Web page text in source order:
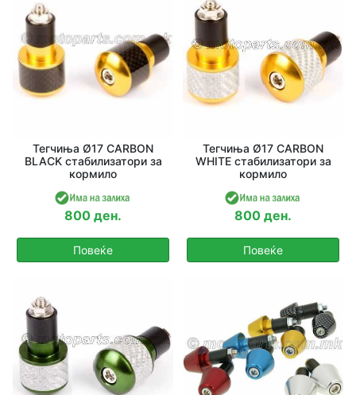
Тегчиња Ø17 CARBON
BLACK стабилизатори за
кормило
800 ден.
Повеќе
Тегчиња Ø17 CARBON
WHITE стабилизатори за
кормило
800 ден.
Повеќе